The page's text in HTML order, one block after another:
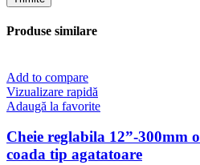
Produse similare
Add to compare
Vizualizare rapidă
Adaugă la favorite
Cheie reglabila 12”-300mm
coada tip agatatoare